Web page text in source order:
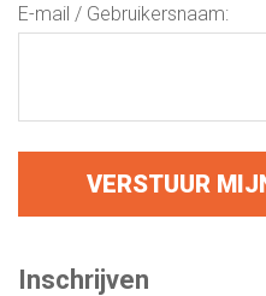
PARTNERS
ONS TEAM
E-mail / Gebruikersnaam:
Inschrijven